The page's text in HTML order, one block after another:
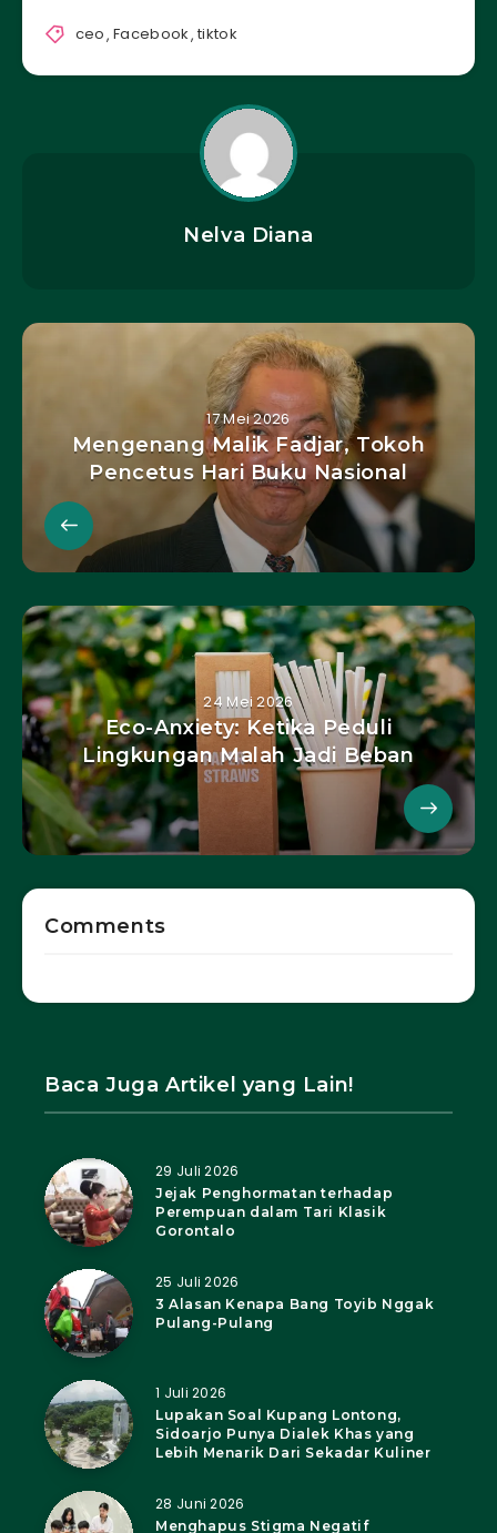
ceo,Facebook,tiktok
Nelva Diana
17 Mei 2026
Mengenang Malik Fadjar, Tokoh
Pencetus Hari Buku Nasional
24 Mei 2026
Eco-Anxiety: Ketika Peduli
Lingkungan Malah Jadi Beban
Comments
Baca Juga Artikel yang Lain!
29 Juli 2026
Jejak Penghormatan terhadap
Perempuan dalam Tari Klasik
Gorontalo
25 Juli 2026
3 Alasan Kenapa Bang Toyib Nggak
Pulang-Pulang
1 Juli 2026
Lupakan Soal Kupang Lontong,
Sidoarjo Punya Dialek Khas yang
Lebih Menarik Dari Sekadar Kuliner
28 Juni 2026
Menghapus Stigma Negatif